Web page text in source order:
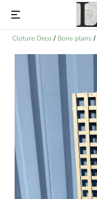
Cloture Deco / Bons plans /